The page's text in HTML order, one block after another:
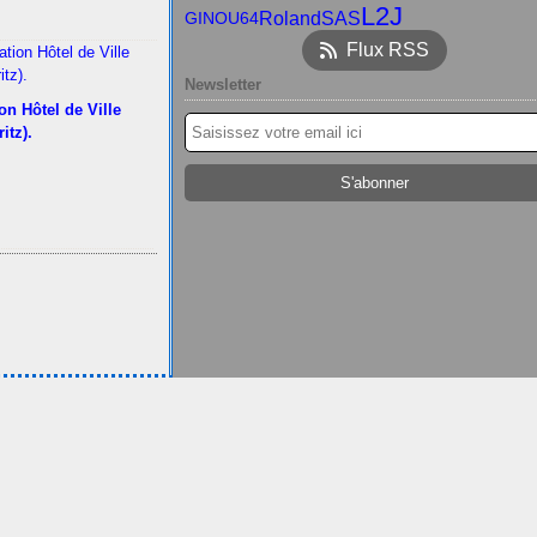
Hôtel de Ville
GINOU64RolandSASL2J
Flux RSS
Newsletter